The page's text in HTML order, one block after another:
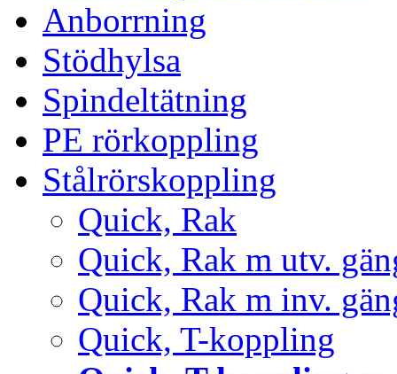
Anborrning
Stödhylsa
Spindeltätning
PE rörkoppling
Stålrörskoppling
Quick, Rak
Quick, Rak m utv.
Quick, Rak m inv.
Quick, T-koppling